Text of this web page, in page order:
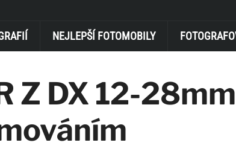
NEJLEPŠÍ FOTOMOBILY
Z DX 12-